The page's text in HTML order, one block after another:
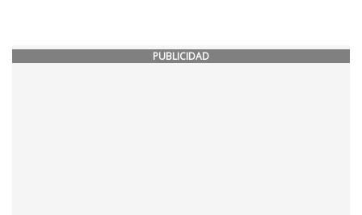
PUBLICIDAD